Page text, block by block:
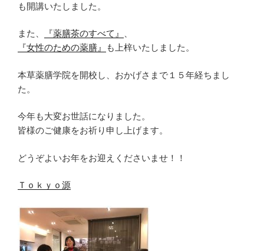
も開講いたしました。
また、 『薬膳茶のすべて』
『女性のための薬膳』
も上梓いたしました。
本草薬膳学院を開校し、おかげさまで１５年経ちまし
た。
今年も大変お世話になりました。
皆様のご健康をお祈り申し上げます。
どうぞよいお年をお迎えくださいませ！！
Ｔｏｋｙｏ源